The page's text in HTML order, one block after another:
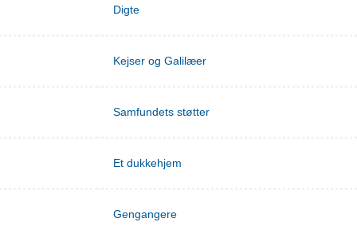
Digte
Kejser og Galilæer
Samfundets støtter
Et dukkehjem
Gengangere